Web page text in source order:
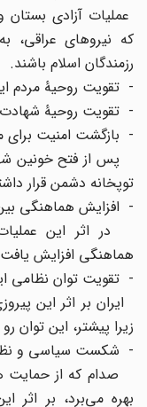
عملیات آزادی بستان
که نیروهای عراقی،
رزمندگان اسلام باشند.
- تقویت روحیۀ مردم
- تقویت روحیۀ شهادت
- بازگشت امنیت برای
پس از فتح خونین
توپخانه دشمن قرار
- افزایش هماهنگی بین
در اثر این
هماهنگی افزایش
- تقویت توان نظامی
ایران بر اثر این
زیرا پیشتر، این توان رو
- شکست سیاسی و
صدام که از حمایت
بهره می‌برد، بر اثر